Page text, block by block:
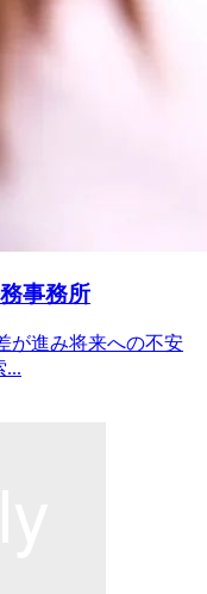
事務所
が進み将来への不安
...